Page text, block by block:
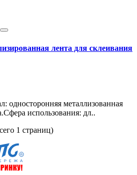
лента для склеивания
односторонняя металлизованная
использования: дл..
1 страниц)